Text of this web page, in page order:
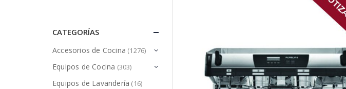
CATEGORÍAS
Accesorios de Cocina (1276)
Equipos de Cocina (303)
Equipos de Lavandería (16)